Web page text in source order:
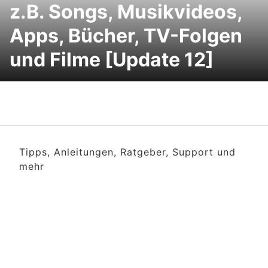
z.B. Songs, Musikvideos,
Apps, Bücher, TV-Folgen
und Filme [Update 12]
Tipps, Anleitungen, Ratgeber, Support und
mehr